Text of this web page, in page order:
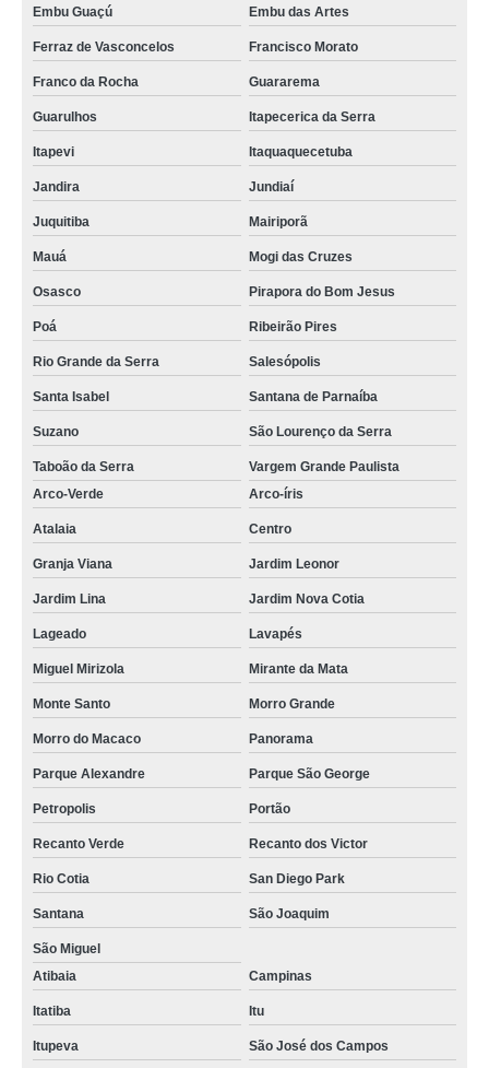
Embu Guaçú Embu das Artes
Ferraz de Vasconcelos Francisco Morato
Franco da Rocha Guararema
Guarulhos Itapecerica da Serra
Itapevi Itaquaquecetuba
Jandira Jundiaí
Juquitiba Mairiporã
Mauá Mogi das Cruzes
Osasco Pirapora do Bom Jesus
Poá Ribeirão Pires
Rio Grande da Serra Salesópolis
Santa Isabel Santana de Parnaíba
Suzano São Lourenço da Serra
Taboão da Serra
Vargem Grande Paulista
Arco-Verde
Arco-íris
Atalaia Centro
Granja Viana Jardim Leonor
Jardim Lina Jardim Nova Cotia
Lageado Lavapés
Miguel Mirizola Mirante da Mata
Monte Santo Morro Grande
Morro do Macaco Panorama
Parque Alexandre Parque São George
Petropolis Portão
Recanto Verde Recanto dos Victor
Rio Cotia San Diego Park
Santana São Joaquim
São Miguel
Atibaia
Campinas
Itatiba Itu
Itupeva São José dos Campos